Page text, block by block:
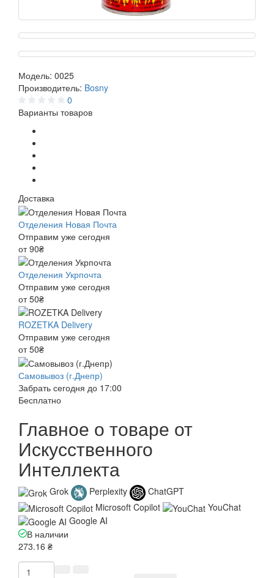
Модель: 0025
Производитель: Bosny
0
Варианты товаров
Доставка
Отделения Новая Почта
Отправим уже сегодня
от 90₴
Отделения Укрпочта
Отправим уже сегодня
от 50₴
ROZETKA Delivery
Отправим уже сегодня
от 50₴
Самовывоз (г.Днепр)
Забрать сегодня до 17:00
Бесплатно
Главное о товаре от
Искусственного
Интеллекта
Grok Perplexity
ChatGPT
Microsoft Copilot
YouChat
Google AI
В наличии
273.16 ₴